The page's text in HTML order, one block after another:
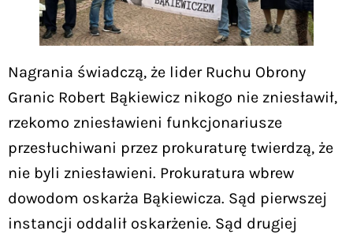
Nagrania świadczą, że lider Ruchu Obrony
Granic Robert Bąkiewicz nikogo nie zniesławił,
rzekomo zniesławieni funkcjonariusze
przesłuchiwani przez prokuraturę twierdzą, że
nie byli zniesławieni. Prokuratura wbrew
dowodom oskarża Bąkiewicza. Sąd pierwszej
instancji oddalił oskarżenie. Sąd drugiej